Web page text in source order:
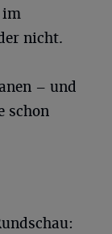
im
nicht.
– und
schon